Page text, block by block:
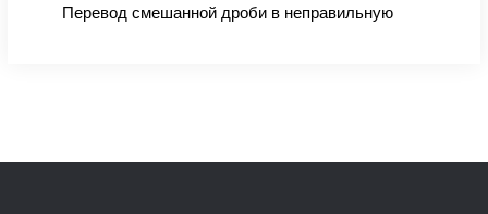
Перевод смешанной дроби в неправильную